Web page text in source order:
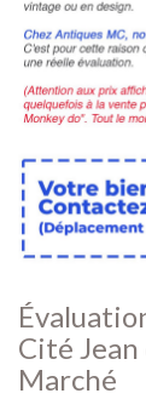
Cité Jean
Marché